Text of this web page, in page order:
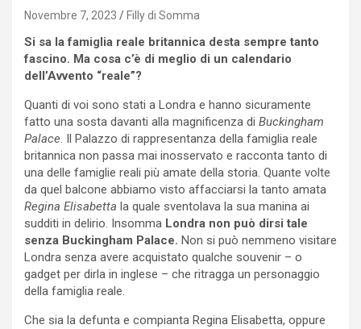
Novembre 7, 2023 Filly di Somma
Si sa la famiglia reale britannica desta sempre tanto
fascino. Ma cosa c’è di meglio di un calendario
dell’Avvento “reale”?
Quanti di voi sono stati a Londra e hanno sicuramente
fatto una sosta davanti alla magnificenza di Buckingham
Palace. Il Palazzo di rappresentanza della famiglia reale
britannica non passa mai inosservato e racconta tanto di
una delle famiglie reali più amate della storia. Quante volte
da quel balcone abbiamo visto affacciarsi la tanto amata
Regina Elisabetta la quale sventolava la sua manina ai
sudditi in delirio. Insomma Londra non può dirsitale
senza Buckingham Palace. Non si può nemmeno visitare
Londra senza avere acquistato qualche souvenir – o
gadget per dirla in inglese – che ritragga un personaggio
della famiglia reale.
Che sia la defunta e compianta Regina Elisabetta, oppure